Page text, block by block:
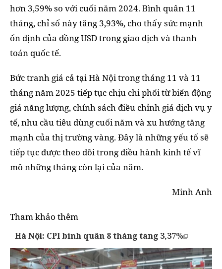
hơn 3,59% so với cuối năm 2024. Bình quân 11
tháng, chỉ số này tăng 3,93%, cho thấy sức mạnh
ổn định của đồng USD trong giao dịch và thanh
toán quốc tế.
Bức tranh giá cả tại Hà Nội trong tháng 11 và 11
tháng năm 2025 tiếp tục chịu chi phối từ biến động
giá năng lượng, chính sách điều chỉnh giá dịch vụ y
tế, nhu cầu tiêu dùng cuối năm và xu hướng tăng
mạnh của thị trường vàng. Đây là những yếu tố sẽ
tiếp tục được theo dõi trong điều hành kinh tế vĩ
mô những tháng còn lại của năm.
Minh Anh
Tham khảo thêm
Hà Nội: CPI bình quân 8 tháng tăng 3,37%